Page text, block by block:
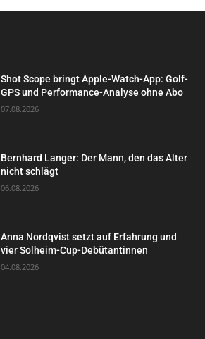
Shot Scope bringt Apple-Watch-App: Golf-
GPS und Performance-Analyse ohne Abo
07.08.2026
Bernhard Langer: Der Mann, den das Alter
nicht schlägt
06.08.2026
Anna Nordqvist setzt auf Erfahrung und
vier Solheim-Cup-Debütantinnen
04.08.2026